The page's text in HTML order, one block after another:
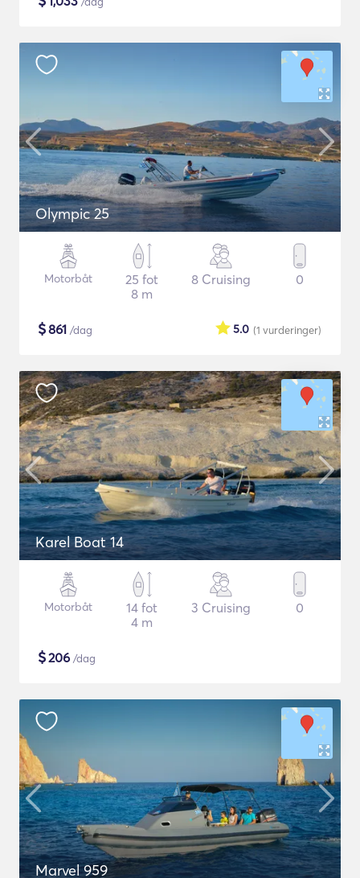
Olympic 25
Motorbåt
25 fot
8 m
8 Cruising 0
$861 /dag (1 vurderinger)
5.0
Karel Boat 14
Motorbåt
14 fot
4 m
3 Cruising 0
$206 /dag
Marvel 959